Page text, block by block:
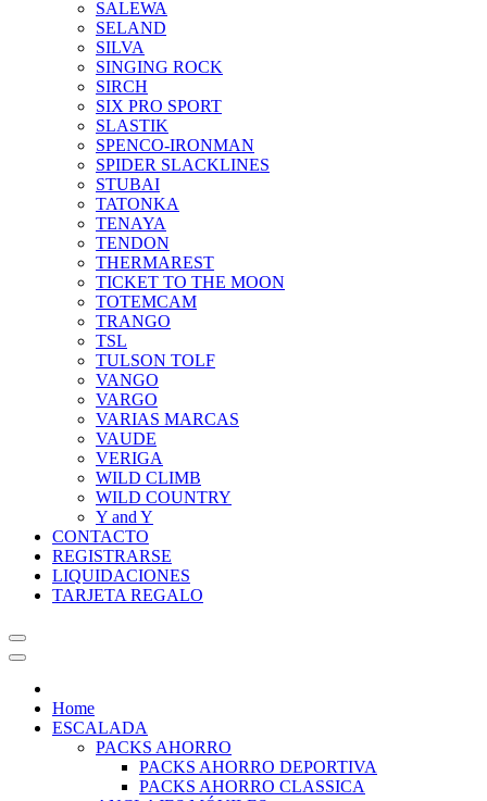
SALEWA
SELAND
SILVA
SINGING ROCK
SIRCH
SIX PRO SPORT
SLASTIK
SPENCO-IRONMAN
SPIDER SLACKLINES
STUBAI
TATONKA
TENAYA
TENDON
THERMAREST
TICKET TO THE MOON
TOTEMCAM
TRANGO
TSL
TULSON TOLF
VANGO
VARGO
VARIAS MARCAS
VAUDE
VERIGA
WILD CLIMB
WILD COUNTRY
Y and Y
CONTACTO
REGISTRARSE
LIQUIDACIONES
TARJETA REGALO
Home
ESCALADA
PACKS AHORRO
PACKS AHORRO DEPORTIVA
PACKS AHORRO CLASSICA